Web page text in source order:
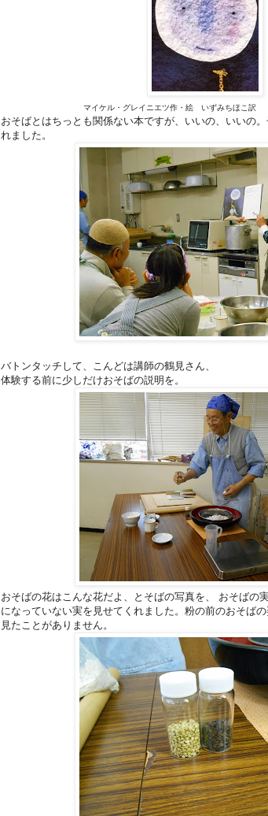
マイケル・グレイニエツ作・絵 いずみちほこ訳
おそばとはちっとも関係ない本ですが、いいの、いいの
れました。
バトンタッチして、こんどは講師の鶴見さん、
体験する前に少しだけおそばの説明を。
おそばの花はこんな花だよ、とそばの写真を、 おそばの
になっていない実を見せてくれました。粉の前のおそばの
見たことがありません。